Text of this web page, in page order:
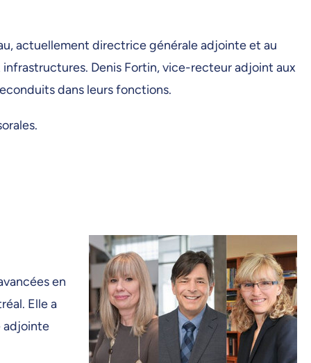
actuellement directrice générale adjointe et au
Denis Fortin, vice-recteur adjoint aux
dans leurs fonctions.
en
Elle a
adjointe